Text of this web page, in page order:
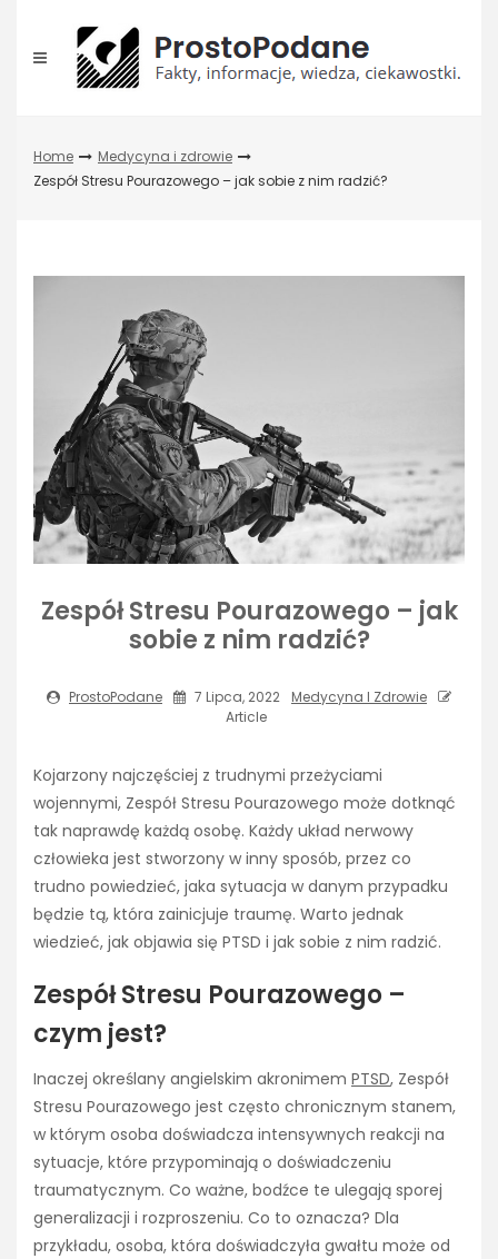
content
Home
Medycyna i zdrowie
Zespół Stresu Pourazowego – jak sobie z nim radzić?
Zespół Stresu Pourazowego – jak
sobie z nim radzić?
ProstoPodane 7 Lipca, 2022
Medycyna I Zdrowie
Article
Kojarzony najczęściej z trudnymi przeżyciami
wojennymi, Zespół Stresu Pourazowego może dotknąć
tak naprawdę każdą osobę. Każdy układ nerwowy
człowieka jest stworzony w inny sposób, przez co
trudno powiedzieć, jaka sytuacja w danym przypadku
będzie tą, która zainicjuje traumę. Warto jednak
wiedzieć, jak objawia się PTSD i jak sobie z nim radzić.
Zespół Stresu Pourazowego –
czym jest?
Inaczej określany angielskim akronimem PTSD, Zespół
Stresu Pourazowego jest często chronicznym stanem,
w którym osoba doświadcza intensywnych reakcji na
sytuacje, które przypominają o doświadczeniu
traumatycznym. Co ważne, bodźce te ulegają sporej
generalizacji i rozproszeniu. Co to oznacza? Dla
przykładu, osoba, która doświadczyła gwałtu może od